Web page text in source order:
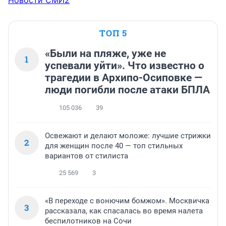
ТОП 5
1
«Были на пляже, уже не
успевали уйти». Что известно о
трагедии в Архипо-Осиповке —
люди погибли после атаки БПЛА
105 036 39
2
Освежают и делают моложе: лучшие стрижки
для женщин после 40 — топ стильных
вариантов от стилиста
25 569 3
3
«В переходе с вонючим бомжом». Москвичка
рассказала, как спасалась во время налета
беспилотников на Сочи